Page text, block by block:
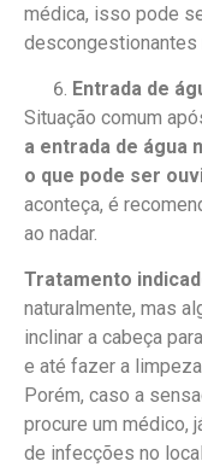
médica, isso pode
descongestionantes
Entrada de
Situação comum
a entrada de água
o que pode ser
aconteça, é
ao nadar.
Tratamento
naturalmente, mas
inclinar a cabeça
e até fazer a
Porém, caso a
procure um médico,
de infecções no